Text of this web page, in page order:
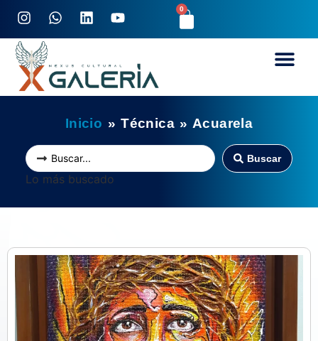
0
Inicio »Técnica» Acuarela
Buscar
Lo más buscado